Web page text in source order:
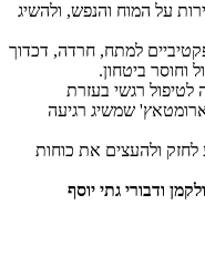
על המוח והנפש, ולהשיג
למתח, חרדה, דכדוך
וחוסר ביטחון.
רגשי בעזרת
שמשיג רגיעה
לחזק ולהעצים את כוחות
ודבורי גתי יוסף